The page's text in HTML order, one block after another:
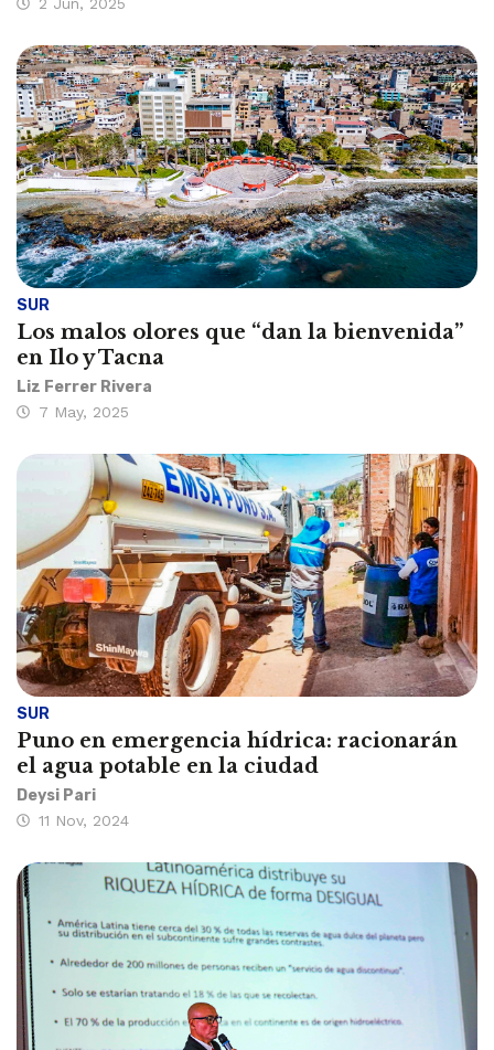
2 Jun, 2025
SUR
Los malos olores que “dan la bienvenida”
en Ilo y Tacna
Liz Ferrer Rivera
7 May, 2025
SUR
Puno en emergencia hídrica: racionarán
el agua potable en la ciudad
Deysi Pari
11 Nov, 2024